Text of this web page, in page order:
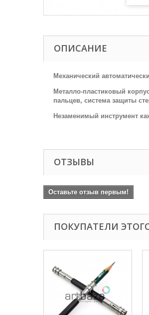
ОПИСАНИЕ
Механический
Металло-пластиковый
пальцев, система защиты
Незаменимый инструмент
ОТЗЫВЫ
Оставьте отзыв первым!
ПОКУПАТЕЛИ